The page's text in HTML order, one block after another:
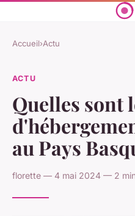
Accueil›Actu
ACTU
Quelles sont
au Pays
florette — 4 mai 2024 — 2